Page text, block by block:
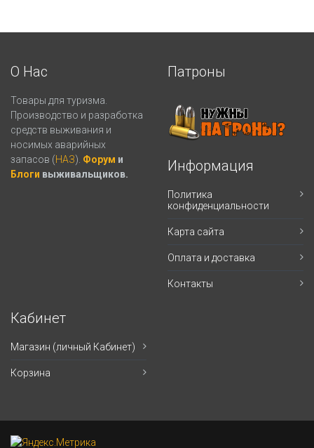
О Нас
Товары для туризма.
Производство и разработка
средств выживания и
носимых аварийных
запасов (НАЗ). Форум и
Блоги выживальщиков.
Патроны
Информация
Политика
конфиденциальности
Карта сайта
Оплата и доставка
Контакты
Кабинет
Магазин (личный Кабинет)
Корзина